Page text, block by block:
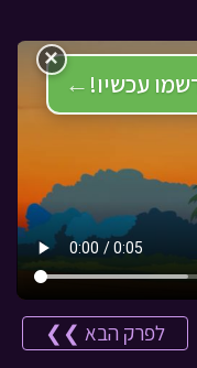
עכשיו! ←
×
לפרק הבא ❯❯